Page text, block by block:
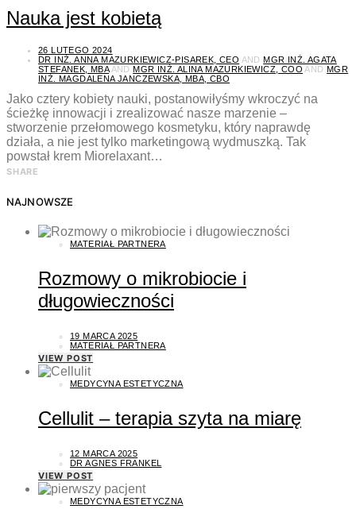
Nauka jest kobietą
26 LUTEGO 2024
DR INŻ. ANNA MAZURKIEWICZ-PISAREK, CEO ANDMGR INŻ. AGATA
STEFANEK, MBAANDMGR INŻ. ALINA MAZURKIEWICZ, COO ANDMGR
INŻ. MAGDALENA JANCZEWSKA, MBA, CBO
Jako cztery kobiety nauki, postanowiłyśmy wkroczyć na
ścieżkę innowacji i zrealizować nasze marzenie –
stworzenie przełomowego kosmetyku, który naprawdę
działa, a nie jest tylko marketingową wydmuszką. Tak
powstał krem Miorelaxant…
SHARE
NAJNOWSZE
MATERIAŁ PARTNERA
Rozmowy o mikrobiocie i
długowieczności
19 MARCA 2025
MATERIAŁ PARTNERA
VIEW POST
MEDYCYNA ESTETYCZNA
Cellulit – terapia szyta na miarę
12 MARCA 2025
DR AGNES FRANKEL
VIEW POST
MEDYCYNA ESTETYCZNA